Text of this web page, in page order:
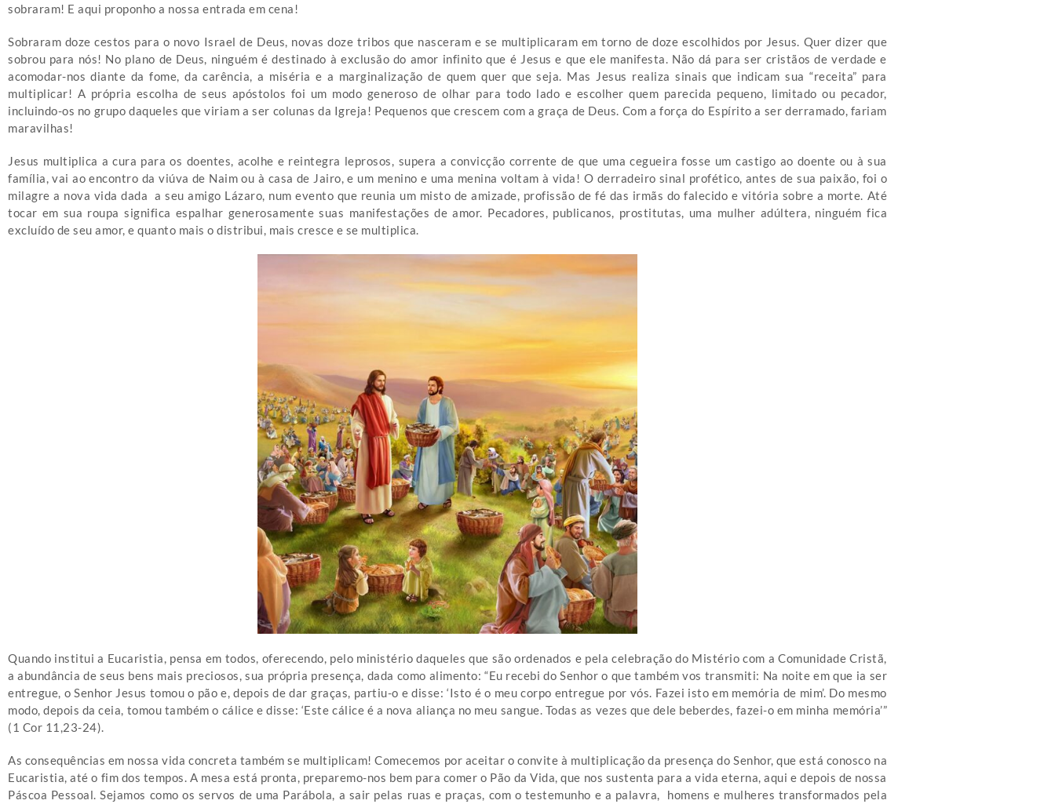
sobraram! E aqui proponho a nossa entrada em cena!
Sobraram doze cestos para o novo Israel de Deus, novas doze tribos que nasceram e se multiplicaram em torno de doze escolhidos por Jesus. Quer dizer que
sobrou para nós! No plano de Deus, ninguém é destinado à exclusão do amor infinito que é Jesus e que ele manifesta. Não dá para ser cristãos de verdade e
acomodar-nos diante da fome, da carência, a miséria e a marginalização de quem quer que seja. Mas Jesus realiza sinais que indicam sua “receita” para
multiplicar! A própria escolha de seus apóstolos foi um modo generoso de olhar para todo lado e escolher quem parecida pequeno, limitado ou pecador,
incluindo-os no grupo daqueles que viriam a ser colunas da Igreja! Pequenos que crescem com a graça de Deus. Com a força do Espírito a ser derramado, fariam
maravilhas!
Jesus multiplica a cura para os doentes, acolhe e reintegra leprosos, supera a convicção corrente de que uma cegueira fosse um castigo ao doente ou à sua
família, vai ao encontro da viúva de Naim ou à casa de Jairo, e um menino e uma menina voltam à vida! O derradeiro sinal profético, antes de sua paixão, foi o
milagre a nova vida dada a seu amigo Lázaro, num evento que reunia um misto de amizade, profissão de fé das irmãs do falecido e vitória sobre a morte. Até
tocar em sua roupa significa espalhar generosamente suas manifestações de amor. Pecadores, publicanos, prostitutas, uma mulher adúltera, ninguém fica
excluído de seu amor, e quanto mais o distribui, mais cresce e se multiplica.
Quando institui a Eucaristia, pensa em todos, oferecendo, pelo ministério daqueles que são ordenados e pela celebração do Mistério com a Comunidade Cristã,
a abundância de seus bens mais preciosos, sua própria presença, dada como alimento: “Eu recebi do Senhor o que também vos transmiti: Na noite em que ia ser
entregue, o Senhor Jesus tomou o pão e, depois de dar graças, partiu-o e disse: ‘Isto é o meu corpo entregue por vós. Fazei isto em memória de mim’. Do mesmo
modo, depois da ceia, tomou também o cálice e disse: ‘Este cálice é a nova aliança no meu sangue. Todas as vezes que dele beberdes, fazei-o em minha memória’”
(1 Cor 11,23-24).
As consequências em nossa vida concreta também se multiplicam! Comecemos por aceitar o convite à multiplicação da presença do Senhor, que está conosco na
Eucaristia, até o fim dos tempos. A mesa está pronta, preparemo-nos bem para comer o Pão da Vida, que nos sustenta para a vida eterna, aqui e depois de nossa
Páscoa Pessoal. Sejamos como os servos de uma Parábola, a sair pelas ruas e praças, com o testemunho e a palavra, homens e mulheres transformados pela